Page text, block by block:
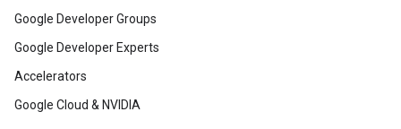
Google Developer Groups
Google Developer Experts
Accelerators
Google Cloud & NVIDIA